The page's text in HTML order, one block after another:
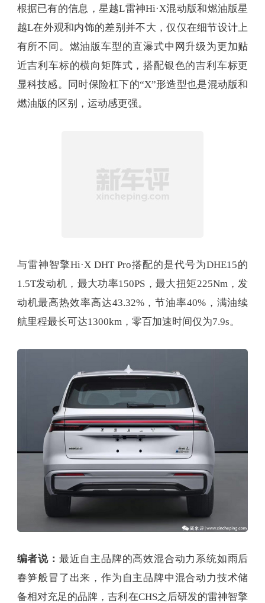
根据已有的信息，星越L雷神Hi·X混动版和燃油版星
越L在外观和内饰的差别并不大，仅仅在细节设计上
有所不同。燃油版车型的直瀑式中网升级为更加贴
近吉利车标的横向矩阵式，搭配银色的吉利车标更
显科技感。同时保险杠下的“X”形造型也是混动版和
燃油版的区别，运动感更强。
与雷神智擎Hi·X DHT Pro搭配的是代号为DHE15的
1.5T发动机，最大功率150PS，最大扭矩225Nm，发
动机最高热效率高达43.32%，节油率40%，满油续
航里程最长可达1300km，零百加速时间仅为7.9s。
编者说： 最近自主品牌的高效混合动力系统如雨后
春笋般冒了出来，作为自主品牌中混合动力技术储
备相对充足的品牌，吉利在CHS之后研发的雷神智擎